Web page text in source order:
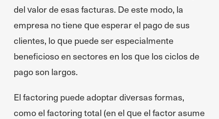
del valor de esas facturas. De este modo, la
empresa no tiene que esperar el pago de sus
clientes, lo que puede ser especialmente
beneficioso en sectores en los que los ciclos de
pago son largos.
El factoring puede adoptar diversas formas,
como el factoring total (en el que el factor asume